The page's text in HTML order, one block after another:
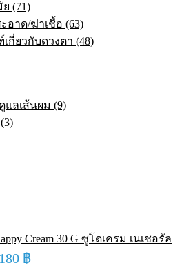
(71)
าด/ฆ่าเชื้อ (63)
กี่ยวกับดวงตา (48)
แลเส้นผม (9)
Cream 30 G ซูโดเครม เนเชอรัล
180 ฿